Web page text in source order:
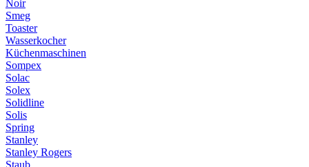
Noir
Smeg
Toaster
Wasserkocher
Küchenmaschinen
Sompex
Solac
Solex
Solidline
Solis
Spring
Stanley
Stanley Rogers
Staub